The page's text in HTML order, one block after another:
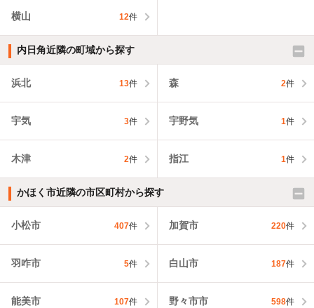
横山 12件
内日角近隣の町域から探す
浜北 13件 森 2件
宇気 3件 宇野気 1件
木津 2件 指江 1件
かほく市近隣の市区町村から探す
小松市 407件 加賀市 220件
羽咋市 5件 白山市 187件
能美市 107件 野々市市 598件